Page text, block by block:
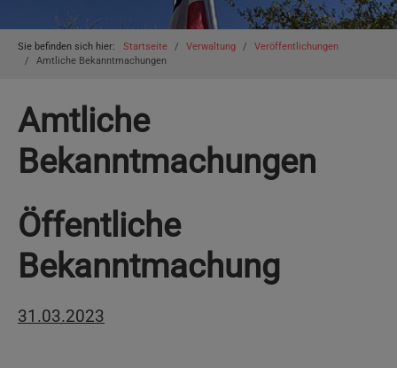
You are here:
Sie befinden sich hier: Startseite Verwaltung
Veröffentlichungen
Amtliche Bekanntmachungen
Amtliche
Bekanntmachungen
Öffentliche
Bekanntmachung
31.03.2023